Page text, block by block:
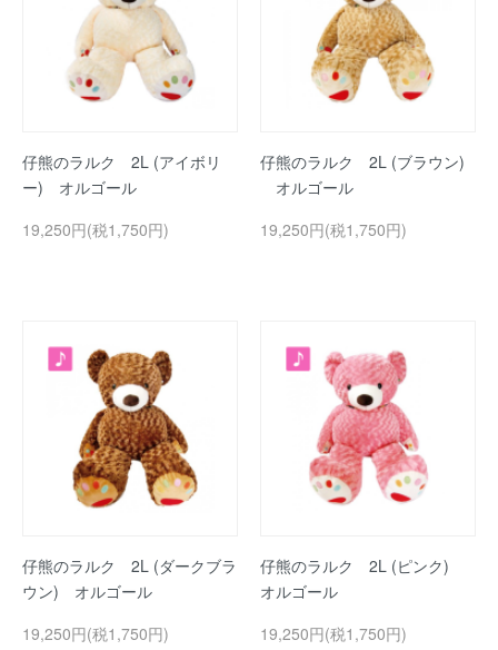
仔熊のラルク 2L (アイボリ
ー) オルゴール
19,250円(税1,750円)
仔熊のラルク 2L (ブラウン)
オルゴール
19,250円(税1,750円)
仔熊のラルク 2L (ダークブラ
ウン) オルゴール
19,250円(税1,750円)
仔熊のラルク 2L (ピンク)
オルゴール
19,250円(税1,750円)